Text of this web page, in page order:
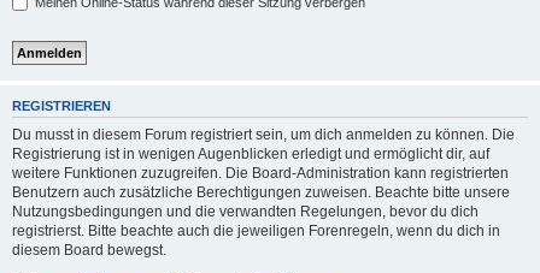
REGISTRIEREN
Du musst in diesem Forum registriert sein, um dich anmelden zu können. Die
Registrierung ist in wenigen Augenblicken erledigt und ermöglicht dir, auf
weitere Funktionen zuzugreifen. Die Board-Administration kann registrierten
Benutzern auch zusätzliche Berechtigungen zuweisen. Beachte bitte unsere
Nutzungsbedingungen und die verwandten Regelungen, bevor du dich
registrierst. Bitte beachte auch die jeweiligen Forenregeln, wenn du dich in
diesem Board bewegst.